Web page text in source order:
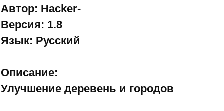
Автор: Hacker-
Версия: 1.8
Язык: Русский
Описание:
Улучшение деревень и городов